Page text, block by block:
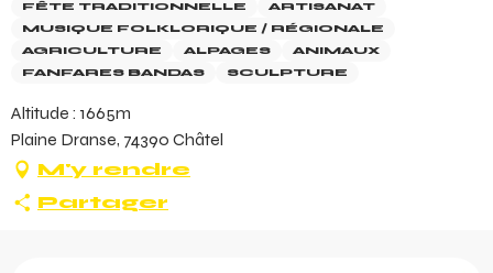
FÊTE TRADITIONNELLE
ARTISANAT
MUSIQUE FOLKLORIQUE / RÉGIONALE
AGRICULTURE
ALPAGES
ANIMAUX
FANFARES BANDAS
SCULPTURE
Altitude : 1665m
Plaine Dranse, 74390 Châtel
M'y rendre
Partager